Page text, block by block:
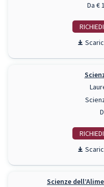
Da €
Scienze